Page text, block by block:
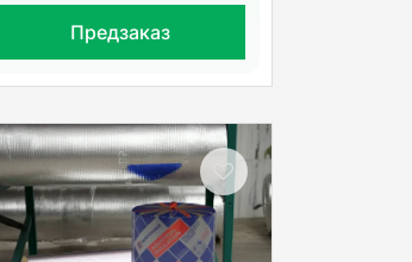
Предзаказ